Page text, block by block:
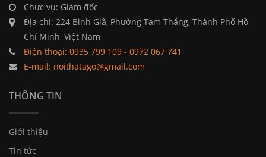
Chức vụ: Giám đốc
Địa chỉ: 224 Bình Giã, Phường Tam Thắng, Thành Phố Hồ
Chí Minh, Việt Nam
Điện thoại: 0935 799 109 - 0972 067 741
E-mail: noithatago@gmail.com
THÔNG TIN
Giới thiệu
Tin tức